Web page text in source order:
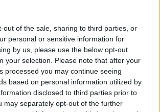
out of the sale, sharing to third parties, or
personal or sensitive information for
by us, please use the below opt-out
your selection. Please note that after your
processed you may continue seeing
based on personal information utilized by
disclosed to third parties prior to
may separately opt-out of the further
JUSTITIE